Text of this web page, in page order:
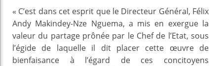
« C’est dans cet esprit que le Directeur Général, Félix
Andy Makindey-Nze Nguema, a mis en exergue la
valeur du partage prônée par le Chef de l’Etat, sous
l’égide de laquelle il dit placer cette œuvre de
bienfaisance à l’égard de ces concitoyens